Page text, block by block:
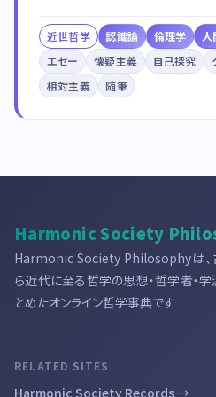
近世哲学 認識論 倫理学
エセー
懐疑主義 自己探究
相対主義
随筆
Harmonic Society
Harmonic Society Philosophyは、
ら近代に至る哲学の思想・哲学者・
とめたオンライン哲学事典です
RELATED SITES
Harmonic Society Records →